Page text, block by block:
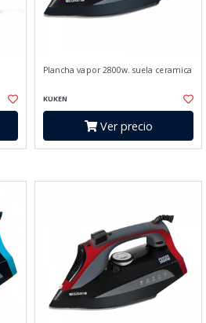
Plancha vapor 2800w. suela ceramica
KUKEN
Ver precio